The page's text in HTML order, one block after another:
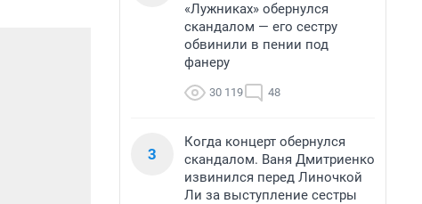
«Лужниках» обернулся
скандалом — его сестру
обвинили в пении под
фанеру
30 119 48
3
Когда концерт обернулся
скандалом. Ваня Дмитриенко
извинился перед Линочкой
Ли за выступление сестры